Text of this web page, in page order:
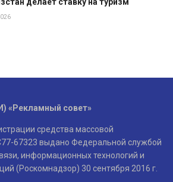
делает ставку на туризм
«Рекламный совет»
средства массовой
67323 выдано Федеральной службой
информационных технологий и
(Роскомнадзор) 30 сентября 2016 г.